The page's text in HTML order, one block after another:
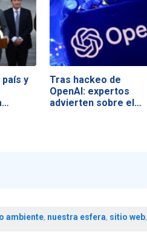
y
Tras hackeo de
OpenAI: expertos
advierten sobre el…
ambiente, nuestra esfera, sitio web,